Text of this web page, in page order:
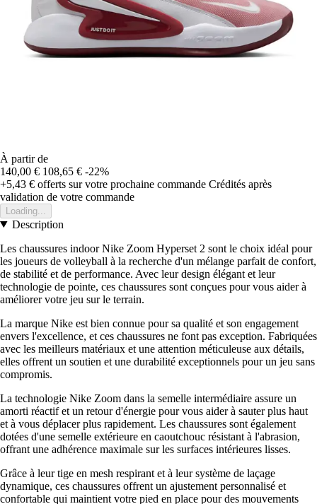
À partir de
140,00 € 108,65 € -22%
+5,43 € offerts sur votre prochaine commande Crédités après
validation de votre commande
Loading...
Description
Les chaussures indoor Nike Zoom Hyperset 2 sont le choix idéal pour
les joueurs de volleyball à la recherche d'un mélange parfait de confort,
de stabilité et de performance. Avec leur design élégant et leur
technologie de pointe, ces chaussures sont conçues pour vous aider à
améliorer votre jeu sur le terrain.
La marque Nike est bien connue pour sa qualité et son engagement
envers l'excellence, et ces chaussures ne font pas exception. Fabriquées
avec les meilleurs matériaux et une attention méticuleuse aux détails,
elles offrent un soutien et une durabilité exceptionnels pour un jeu sans
compromis.
La technologie Nike Zoom dans la semelle intermédiaire assure un
amorti réactif et un retour d'énergie pour vous aider à sauter plus haut
et à vous déplacer plus rapidement. Les chaussures sont également
dotées d'une semelle extérieure en caoutchouc résistant à l'abrasion,
offrant une adhérence maximale sur les surfaces intérieures lisses.
Grâce à leur tige en mesh respirant et à leur système de laçage
dynamique, ces chaussures offrent un ajustement personnalisé et
confortable qui maintient votre pied en place pour des mouvements